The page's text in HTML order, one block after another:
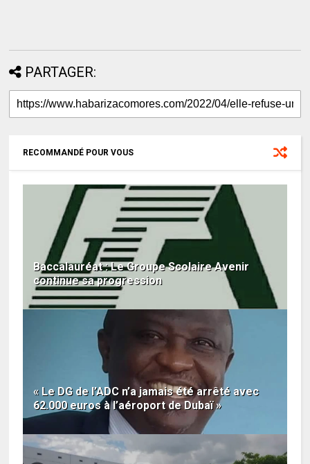
PARTAGER:
RECOMMANDÉ POUR VOUS
Baccalauréat : Le Groupe Scolaire Avenir
continue sa progression
« Le DG de l’ADC n’a jamais été arrêté avec
62.000 euros à l’aéroport de Dubaï »